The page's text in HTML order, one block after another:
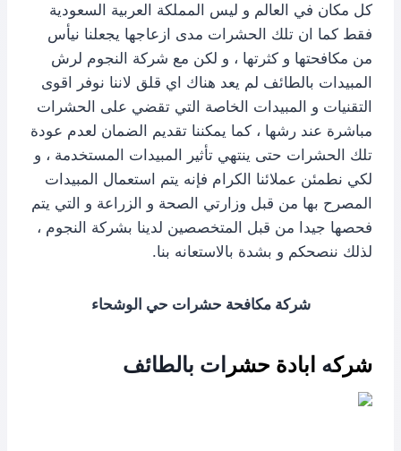
كل مكان في العالم و ليس المملكة العربية السعودية
فقط كما ان تلك الحشرات مدى ازعاجها يجعلنا نيأس
من مكافحتها و كثرتها ، و لكن مع شركة النجوم لرش
المبيدات بالطائف لم يعد هناك اي قلق لاننا نوفر اقوى
التقنيات و المبيدات الخاصة التي تقضي على الحشرات
مباشرة عند رشها ، كما يمكننا تقديم الضمان لعدم عودة
تلك الحشرات حتى ينتهي تأثير المبيدات المستخدمة ، و
لكي نطمئن عملائنا الكرام فإنه يتم استعمال المبيدات
المصرح بها من قبل وزارتي الصحة و الزراعة و التي يتم
فحصها جيدا من قبل المتخصصين لدينا بشركة النجوم ،
لذلك ننصحكم و بشدة بالاستعانه بنا.
شركة مكافحة حشرات حي الوشحاء
شركه ابادة حشر ات بالطائف